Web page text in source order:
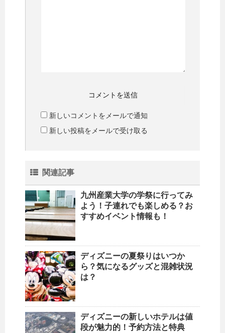
新しいコメントをメールで通知
新しい投稿をメールで受け取る
関連記事
九州産業大学の学祭に行ってみ
よう！子連れでも楽しめる？お
すすめイベント情報も！
ディズニーの夏祭りはいつか
ら？気になるグッズと混雑状況
は？
ディズニーの新しいホテルは値
段が魅力的！予約方法と特典